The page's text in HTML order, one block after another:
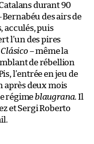
durant 90
des airs de
acculés, puis
l’un des pires
Clásico– même la
de rébellion
l’entrée en jeu de
après deux mois
régime blaugrana. Il
et Sergi Roberto